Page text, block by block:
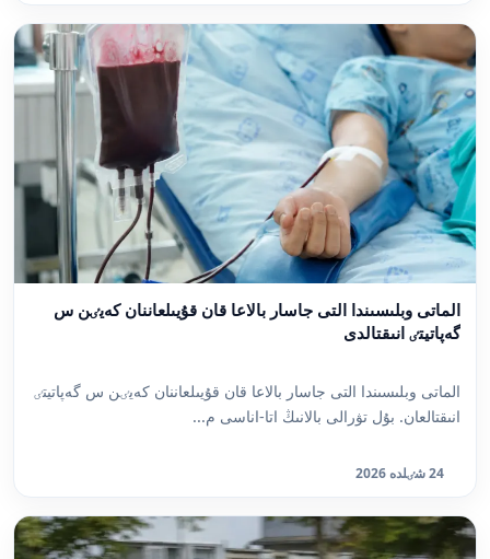
الماتى وبلىسىندا التى جاسار بالاعا قان قۇيىلعاننان كەيٸن س
گەپاتيتٸ انىقتالدى
الماتى وبلىسىندا التى جاسار بالاعا قان قۇيىلعاننان كەيٸن س گەپاتيتٸ
انىقتالعان. بۇل تۋرالى بالانىڭ اتا-اناسى م...
24 شٸلدە 2026